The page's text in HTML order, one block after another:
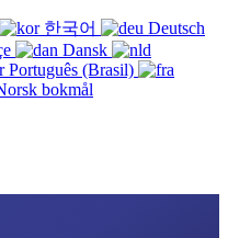
한국어
Deutsch
Dansk
Português (Brasil)
bokmål